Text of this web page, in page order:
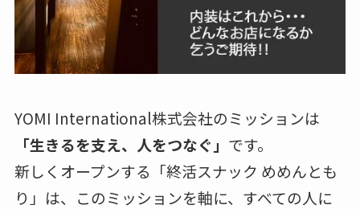
YOMI International株式会社のミッションは
「生きるを支え、人をつなぐ」 です。
新しくオープンする「終活スナック めめんとも
り」は、このミッションを軸に、すべての人に